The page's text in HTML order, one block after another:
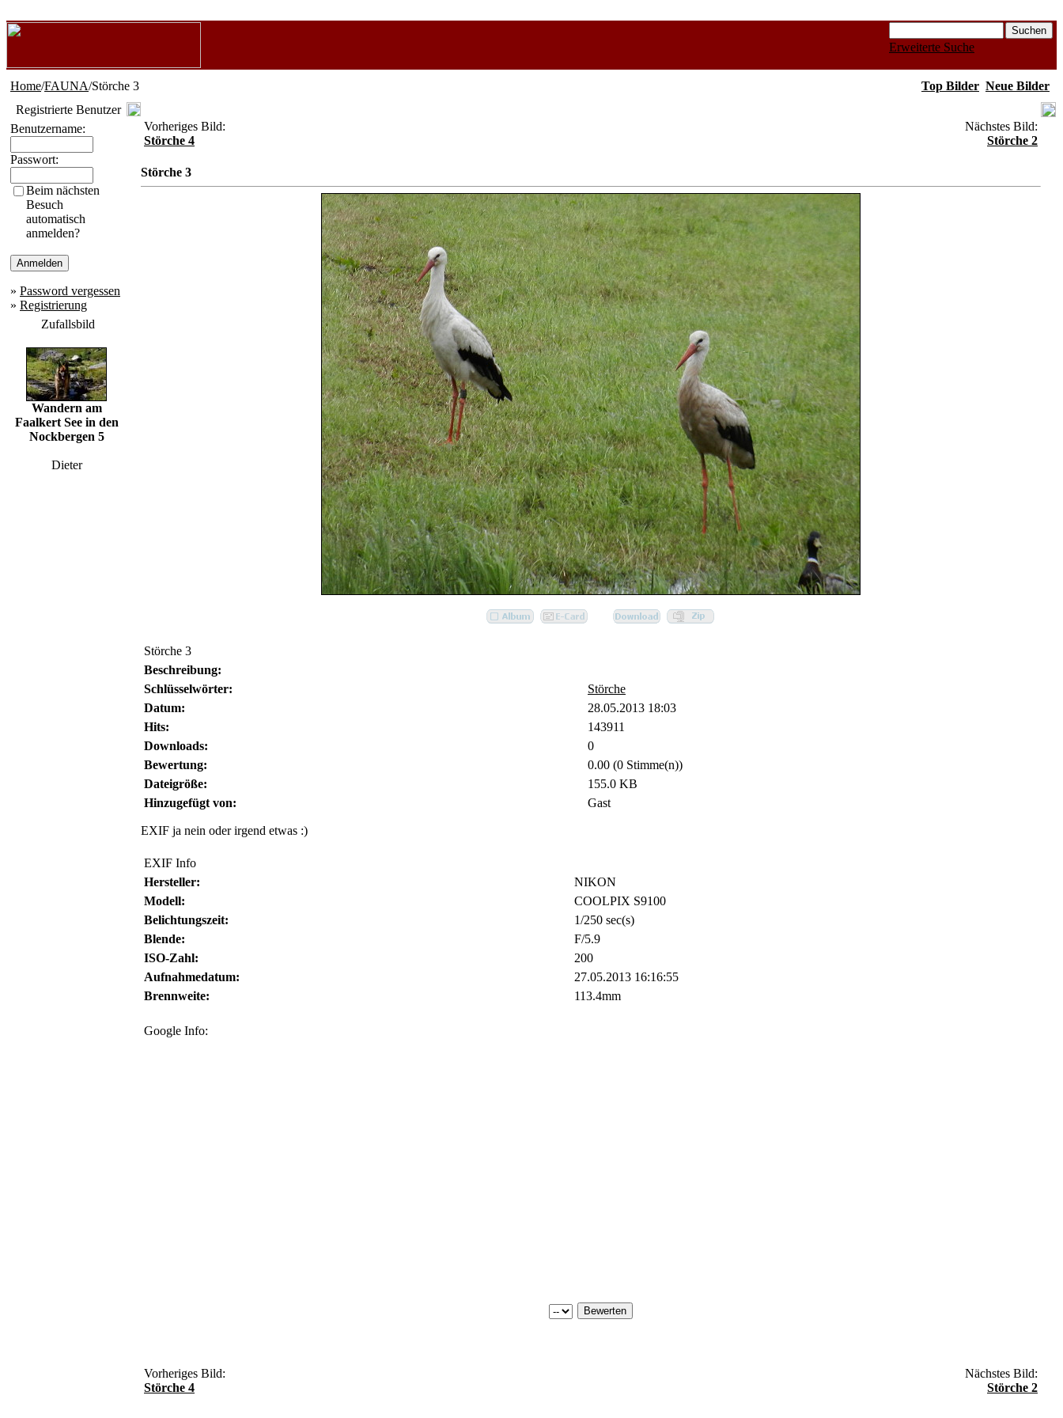
Erweiterte Suche
Home/FAUNA/Störche 3 Top Bilder Neue Bilder
Registrierte Benutzer
Benutzername:
Passwort:
Beim nächsten
Besuch
automatisch
anmelden?
» Password vergessen
» Registrierung
Zufallsbild
Wandern am
Faalkert See in den
Nockbergen 5
Dieter
Vorheriges Bild:
Störche 4
Nächstes Bild:
Störche 2
Störche 3
Störche 3
Beschreibung:
Schlüsselwörter:
Störche
Datum:
28.05.2013 18:03
Hits:
143911
Downloads:
0
Bewertung:
0.00 (0 Stimme(n))
Dateigröße:
155.0 KB
Hinzugefügt von:
Gast
EXIF ja nein oder irgend etwas :)
EXIF Info
Hersteller:
NIKON
Modell:
COOLPIX S9100
Belichtungszeit:
1/250 sec(s)
Blende:
F/5.9
ISO-Zahl:
200
Aufnahmedatum:
27.05.2013 16:16:55
Brennweite:
113.4mm
Google Info:
Vorheriges Bild:
Störche 4
Nächstes Bild:
Störche 2